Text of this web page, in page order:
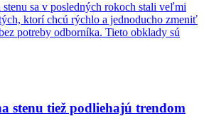
stenu sa v posledných rokoch stali veľmi
ktorí chcú rýchlo a jednoducho zmeniť
potreby odborníka. Tieto obklady sú
stenu tiež podliehajú trendom